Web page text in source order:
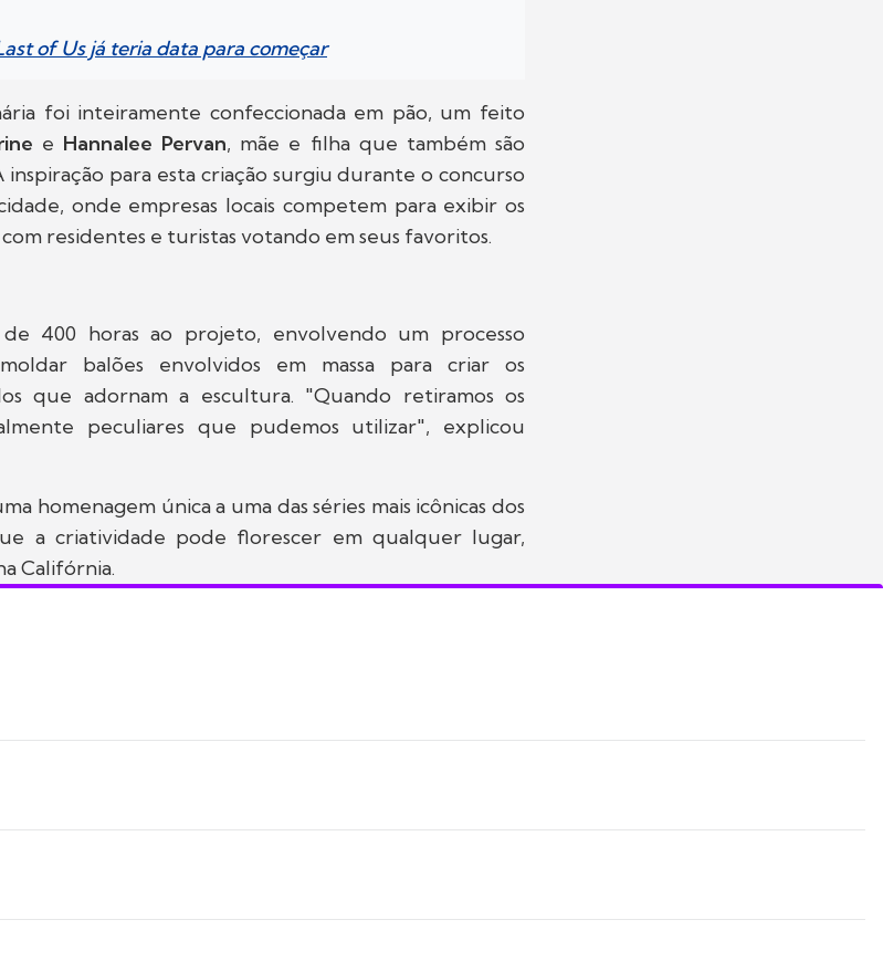
of Us já teria data para começar
foi inteiramente confeccionada em pão, um feito
e Hannalee Pervan, mãe e filha que também são
inspiração para esta criação surgiu durante o concurso
onde empresas locais competem para exibir os
residentes e turistas votando em seus favoritos.
400 horas ao projeto, envolvendo um processo
balões envolvidos em massa para criar os
que adornam a escultura. "Quando retiramos os
peculiares que pudemos utilizar", explicou
homenagem única a uma das séries mais icônicas dos
a criatividade pode florescer em qualquer lugar,
Califórnia.